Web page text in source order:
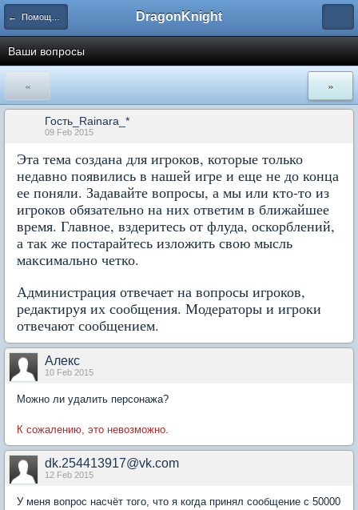
← Помощь новичкам и вопросы по игре DragonKnight
Ваши вопросы
« »
Гость_Rainara_*
09 Feb 2015
Эта тема создана для игроков, которые только
недавно появились в нашей игре и еще не до конца
ее поняли. Задавайте вопросы, а мы или кто-то из
игроков обязательно на них ответим в ближайшее
время. Главное, вздеритесь от флуда, оскорблений,
а так же постарайтесь изложить свою мысль
максимально четко.
Администрация отвечает на вопросы игроков,
редактируя их сообщения. Модераторы и игроки
отвечают сообщением.
Алекс
10 Feb 2015
Можно ли удалить персонажа?
К сожалению, это невозможно.
dk.254413917@vk.com
12 Feb 2015
У меня вопрос насчёт того, что я когда принял сообщение с 50000